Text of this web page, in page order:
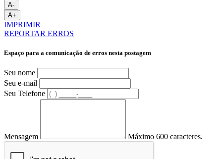
A-
A+
IMPRIMIR
REPORTAR ERROS
Espaço para a comunicação de erros nesta postagem
Seu nome
Seu e-mail
Seu Telefone
Mensagem Máximo 600 caracteres.